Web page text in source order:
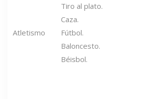
Atletismo
Tiro al plato.
Caza.
Fútbol.
Baloncesto.
Béisbol.